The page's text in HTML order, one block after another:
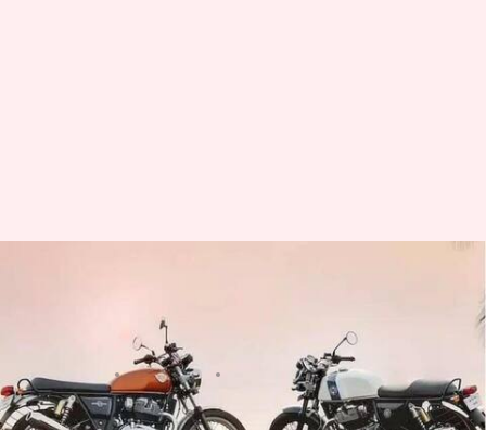
portofolio perusahaan ini?
menulis May 19, 2023